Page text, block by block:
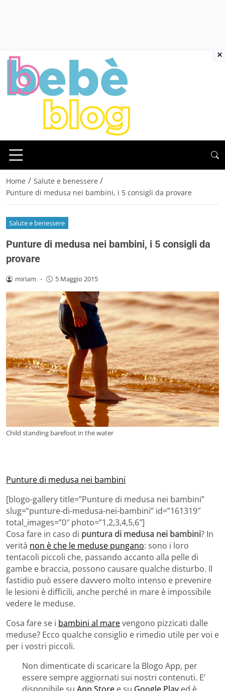
Home / Salute e benessere /
Punture di medusa nei bambini, i 5 consigli da provare
Salute e benessere
Punture di medusa nei bambini, i 5 consigli da
provare
miriam - 5 Maggio 2015
Child standing barefoot in the water
Punture di medusa nei bambini
[blogo-gallery title=”Punture di medusa nei bambini”
slug=”punture-di-medusa-nei-bambini” id=”161319″
total_images=”0″ photo=”1,2,3,4,5,6″]
Cosa fare in caso di puntura di medusa nei bambini? In
verità non è che le meduse pungano: sono i loro
tentacoli piccoli che, passando accanto alla pelle di
gambe e braccia, possono causare qualche disturbo. Il
fastidio può essere davvero molto intenso e prevenire
le lesioni è difficili, anche perché in mare è impossibile
vedere le meduse.
Cosa fare se i bambini al marevengono pizzicati dalle
meduse? Ecco qualche consiglio e rimedio utile per voi e
per i vostri piccoli.
Non dimenticate di scaricare la Blogo App, per
essere sempre aggiornati sui nostri contenuti. E’
×